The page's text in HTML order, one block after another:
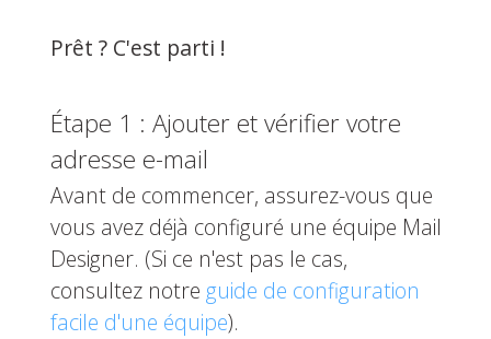
Prêt ? C'est parti !
Étape 1 : Ajouter et vérifier votre
adresse e-mail
Avant de commencer, assurez-vous que
vous avez déjà configuré une équipe Mail
Designer. (Si ce n'est pas le cas,
consultez notre guide de configuration
facile d'une équipe).